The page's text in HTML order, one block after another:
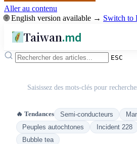
Aller au contenu
🌐 English version available → Switch to
Taiwan.md
ESC
Saisissez des mots-clés pour
🔥 Tendances Semi-conducteurs
Peuples autochtones
Incident 228
Bubble tea